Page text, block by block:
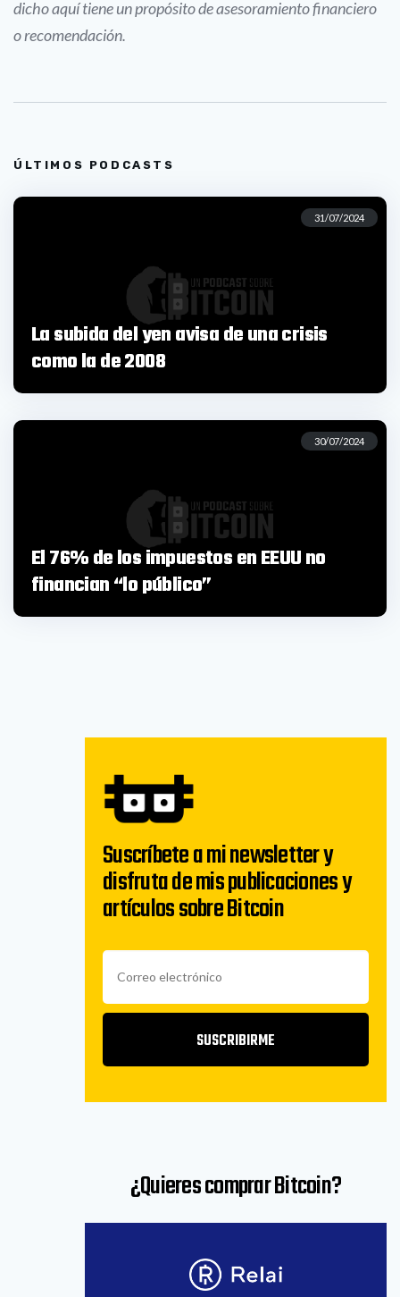
dicho aquí tiene un propósito de asesoramiento financiero
o recomendación.
ÚLTIMOS PODCASTS
31/07/2024
La subida del yen avisa de una crisis
como la de 2008
30/07/2024
El 76% de los impuestos en EEUU no
financian “lo público”
Suscríbete a mi newsletter y
disfruta de mis publicaciones y
artículos sobre Bitcoin
SUSCRIBIRME
¿Quieres comprar Bitcoin?